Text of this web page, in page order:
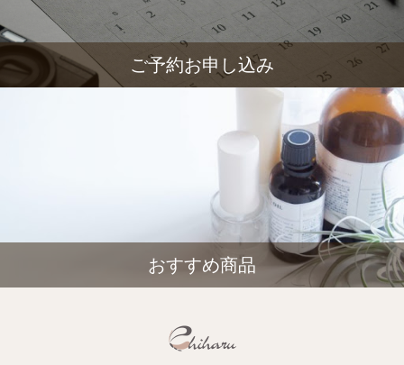
ご予約お申し込み
おすすめ商品